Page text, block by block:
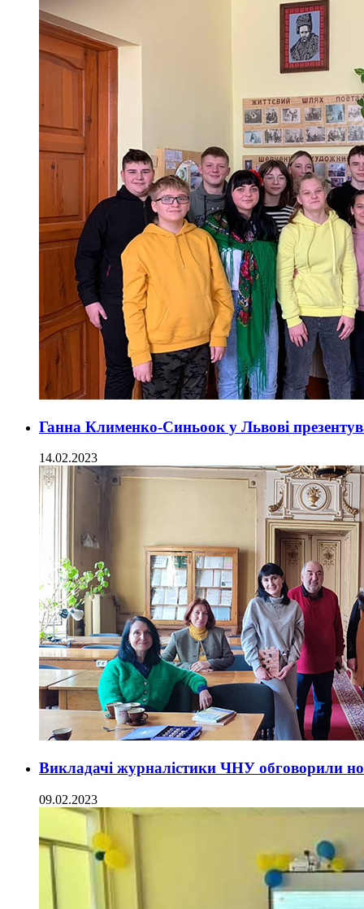
Ганна Клименко-Синьоок у Львові
14.02.2023
Викладачі журналістики ЧНУ обговорили
09.02.2023